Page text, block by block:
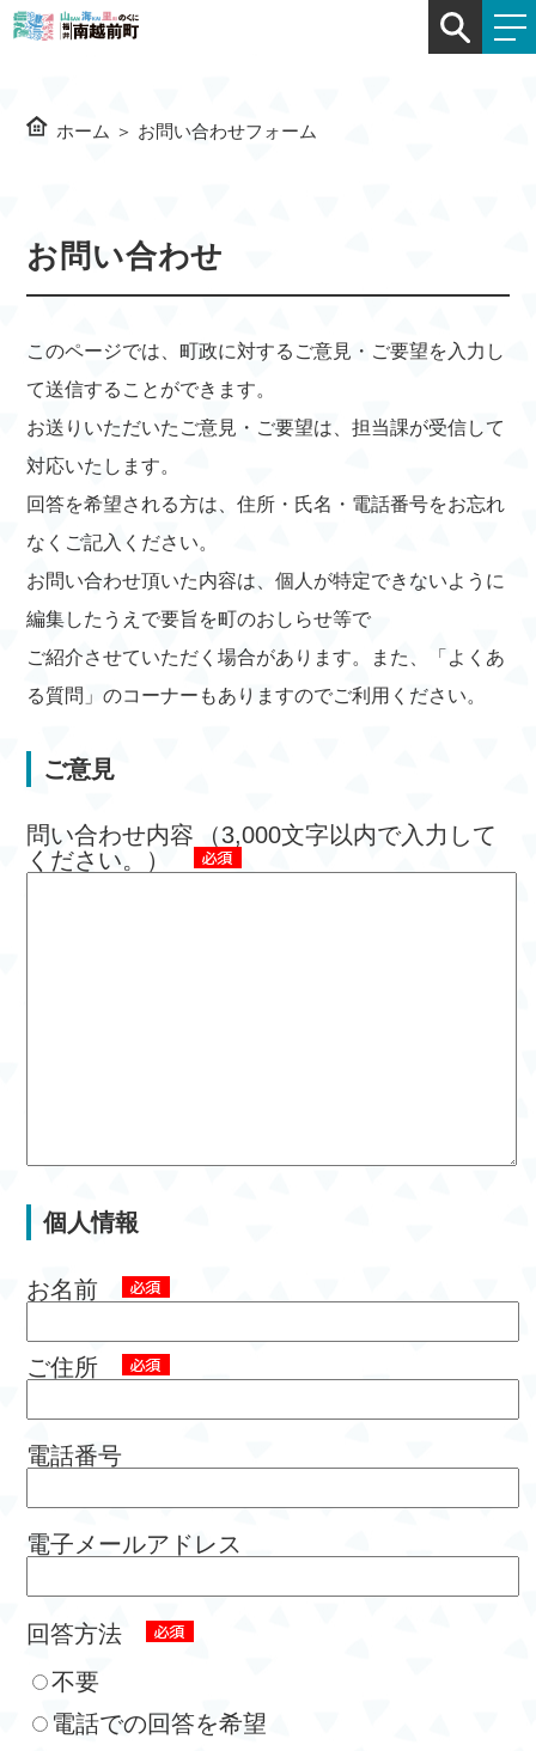
ホーム ＞ お問い合わせフォーム
お問い合わせ
このページでは、町政に対するご意見・ご要望を入力し
て送信することができます。
お送りいただいたご意見・ご要望は、担当課が受信して
対応いたします。
回答を希望される方は、住所・氏名・電話番号をお忘れ
なくご記入ください。
お問い合わせ頂いた内容は、個人が特定できないように
編集したうえで要旨を町のおしらせ等で
ご紹介させていただく場合があります。また、「よくあ
る質問」のコーナーもありますのでご利用ください。
ご意見
問い合わせ内容
（3,000文字以内で入力して
ください。）
個人情報
お名前
ご住所
電話番号
電子メールアドレス
回答方法
不要
電話での回答を希望